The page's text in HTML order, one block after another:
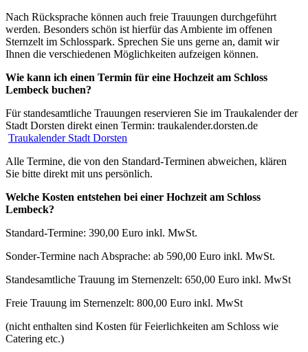
Nach Rücksprache können auch freie Trauungen durchgeführt
werden. Besonders schön ist hierfür das Ambiente im offenen
Sternzelt im Schlosspark. Sprechen Sie uns gerne an, damit wir
Ihnen die verschiedenen Möglichkeiten aufzeigen können.
Wie kann ich einen Termin für eine Hochzeit am Schloss
Lembeck buchen?
Für standesamtliche Trauungen reservieren Sie im Traukalender der
Stadt Dorsten direkt einen Termin: traukalender.dorsten.de
Traukalender Stadt Dorsten
Alle Termine, die von den Standard-Terminen abweichen, klären
Sie bitte direkt mit uns persönlich.
Welche Kosten entstehen bei einer Hochzeit am Schloss
Lembeck?
Standard-Termine: 390,00 Euro inkl. MwSt.
Sonder-Termine nach Absprache: ab 590,00 Euro inkl. MwSt.
Standesamtliche Trauung im Sternenzelt: 650,00 Euro inkl. MwSt
Freie Trauung im Sternenzelt: 800,00 Euro inkl. MwSt
(nicht enthalten sind Kosten für Feierlichkeiten am Schloss wie
Catering etc.)